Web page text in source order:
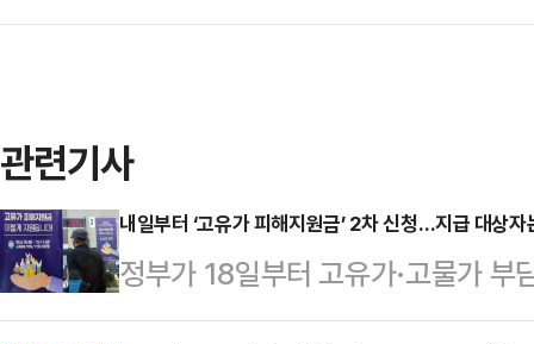
관련기사
내일부터 ‘고유가 피해지원금’ 2차 신청…지급 대상자
정부가 18일부터 고유가·고물가
작한다.중동 전쟁에 따른 유가 상승